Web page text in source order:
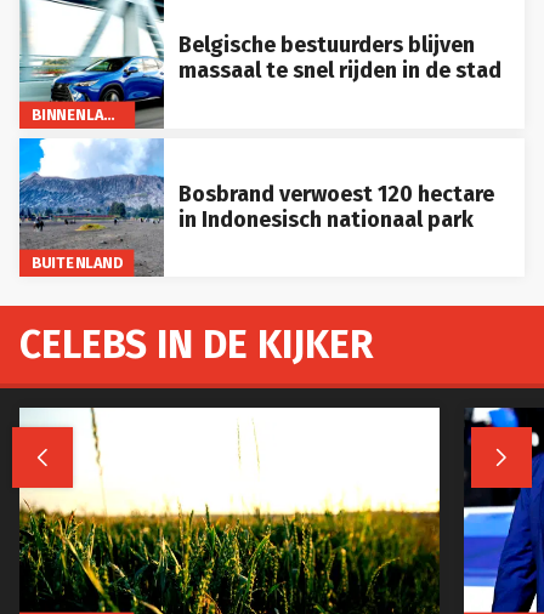
BINNENLAND
Belgische bestuurders blijven
massaal te snel rijden in de stad
BUITENLAND
Bosbrand verwoest 120 hectare
in Indonesisch nationaal park
CELEBS IN DE KIJKER
 